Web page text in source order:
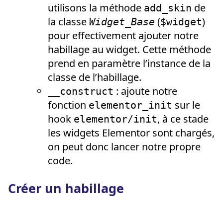
utilisons la méthode add_skin de
la classe Widget_Base ($widget)
pour effectivement ajouter notre
habillage au widget. Cette méthode
prend en paramètre l’instance de la
classe de l’habillage.
__construct : ajoute notre
fonction elementor_init sur le
hook elementor/init, à ce stade
les widgets Elementor sont chargés,
on peut donc lancer notre propre
code.
Créer un habillage